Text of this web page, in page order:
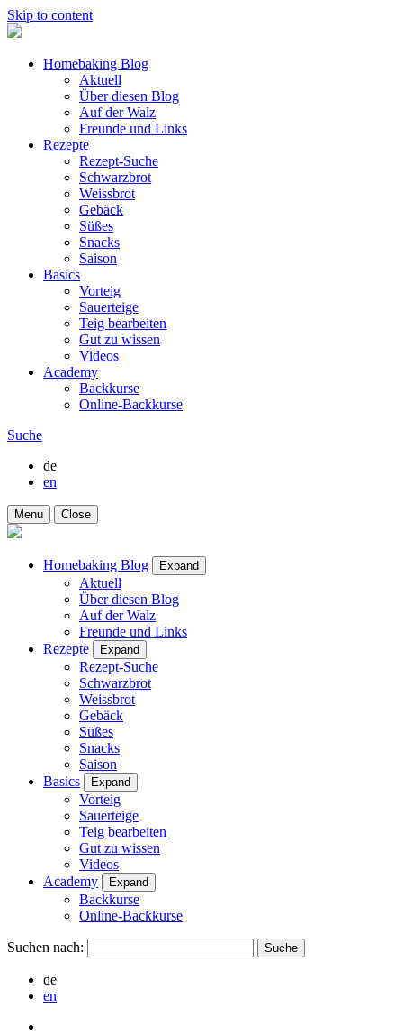
Skip to content
Homebaking Blog
Aktuell
Über diesen Blog
Auf der Walz
Freunde und Links
Rezepte
Rezept-Suche
Schwarzbrot
Weissbrot
Gebäck
Süßes
Snacks
Saison
Basics
Vorteig
Sauerteige
Teig bearbeiten
Gut zu wissen
Videos
Academy
Backkurse
Online-Backkurse
Suche
de
en
Menu Close
Homebaking Blog Expand
Aktuell
Über diesen Blog
Auf der Walz
Freunde und Links
Rezepte
Expand
Rezept-Suche
Schwarzbrot
Weissbrot
Gebäck
Süßes
Snacks
Saison
Basics
Expand
Vorteig
Sauerteige
Teig bearbeiten
Gut zu wissen
Videos
Academy
Expand
Backkurse
Online-Backkurse
Suchen nach:
de
en